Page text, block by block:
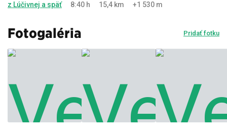
z Lúčivnej a späť 8:40 h 15,4 km +1 530 m
Fotogaléria Pridať fotku